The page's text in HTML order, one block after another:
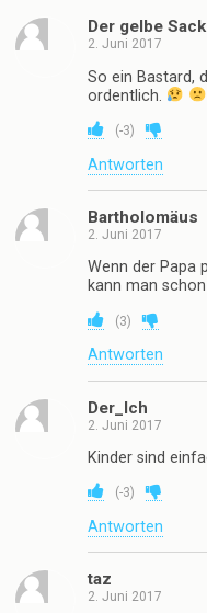
Der gelbe Sack
2. Juni 2017
So ein Bastard,
ordentlich.
(-3)
Antworten
Bartholomäus
2. Juni 2017
Wenn der Papa
kann man
(3)
Antworten
Der_Ich
2. Juni 2017
Kinder sind
(-3)
Antworten
taz
2. Juni 2017